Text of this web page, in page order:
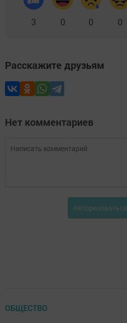
3 0 0 0
Расскажите друзьям
Нет комментариев
Авторизоваться
ОБЩЕСТВО